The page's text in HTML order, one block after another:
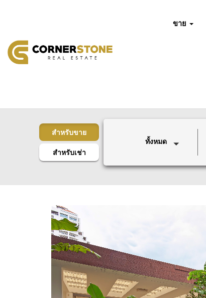
ขาย
สำหรับขาย
สำหรับเช่า
ทั้งหมด